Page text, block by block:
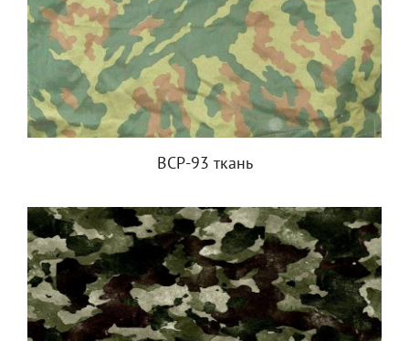
ВСР-93 ткань